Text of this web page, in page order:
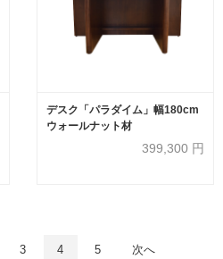
デスク「パラダイム」幅180cm
ウォールナット材
399,300 円
3 4 5 次へ